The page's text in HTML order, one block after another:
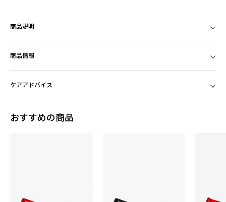
商品説明
商品情報
ケアアドバイス
おすすめの商品